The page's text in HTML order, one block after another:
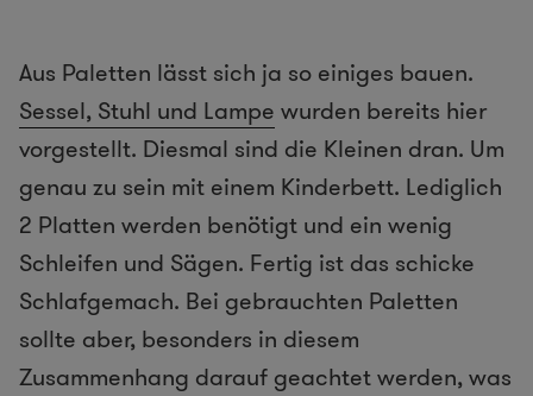
Aus Paletten lässt sich ja so einiges bauen.
Sessel, Stuhl und Lampe wurden bereits hier
vorgestellt. Diesmal sind die Kleinen dran. Um
genau zu sein mit einem Kinderbett. Lediglich
2 Platten werden benötigt und ein wenig
Schleifen und Sägen. Fertig ist das schicke
Schlafgemach. Bei gebrauchten Paletten
sollte aber, besonders in diesem
Zusammenhang darauf geachtet werden, was